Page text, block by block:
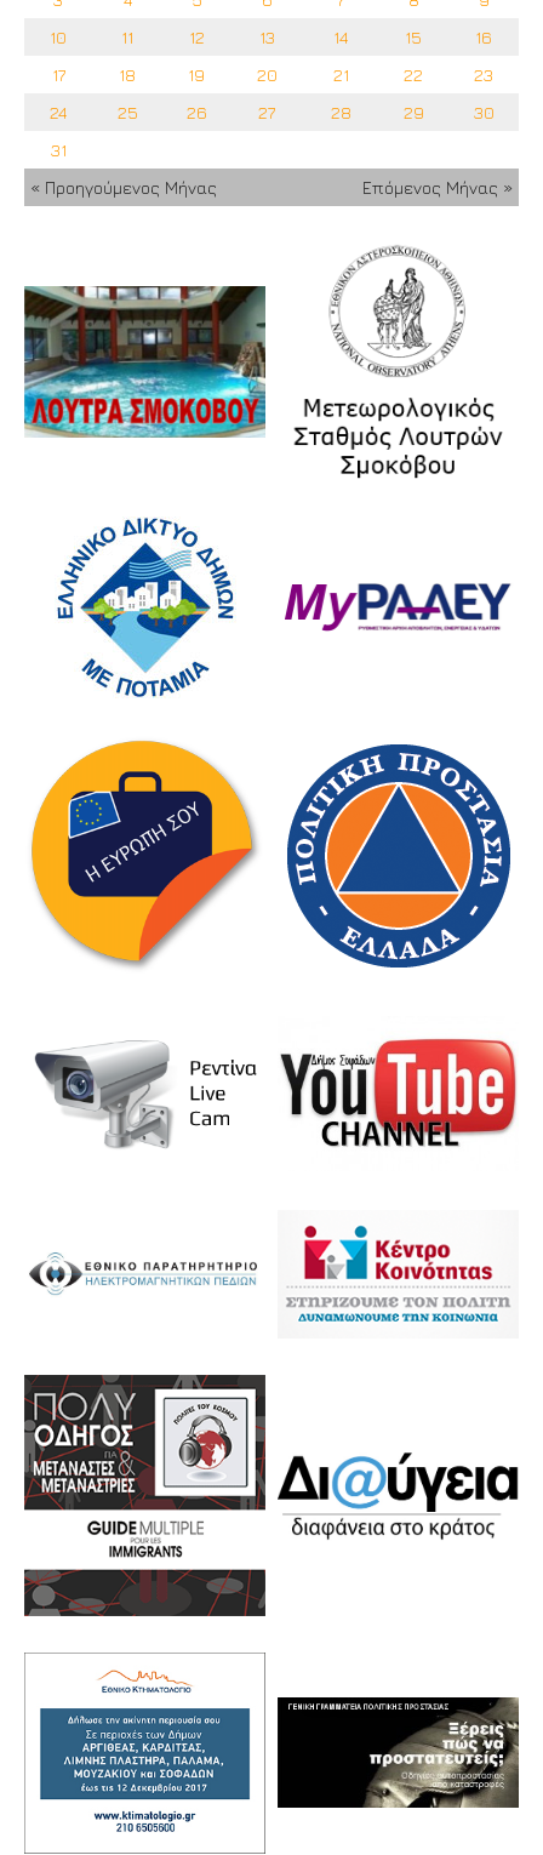
10
11 12 13 14 15
16
17
18 19 20 21 22
23
24
25 26 27 28 29
30
31
« Προηγούμενος Μήνας
Επόμενος Μήνας »